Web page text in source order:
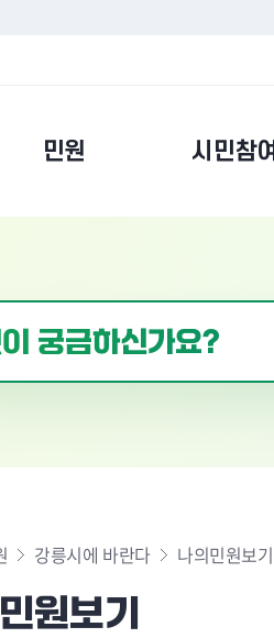
민원 시민참여
강릉시에 바란다 나의민원보기
원보기